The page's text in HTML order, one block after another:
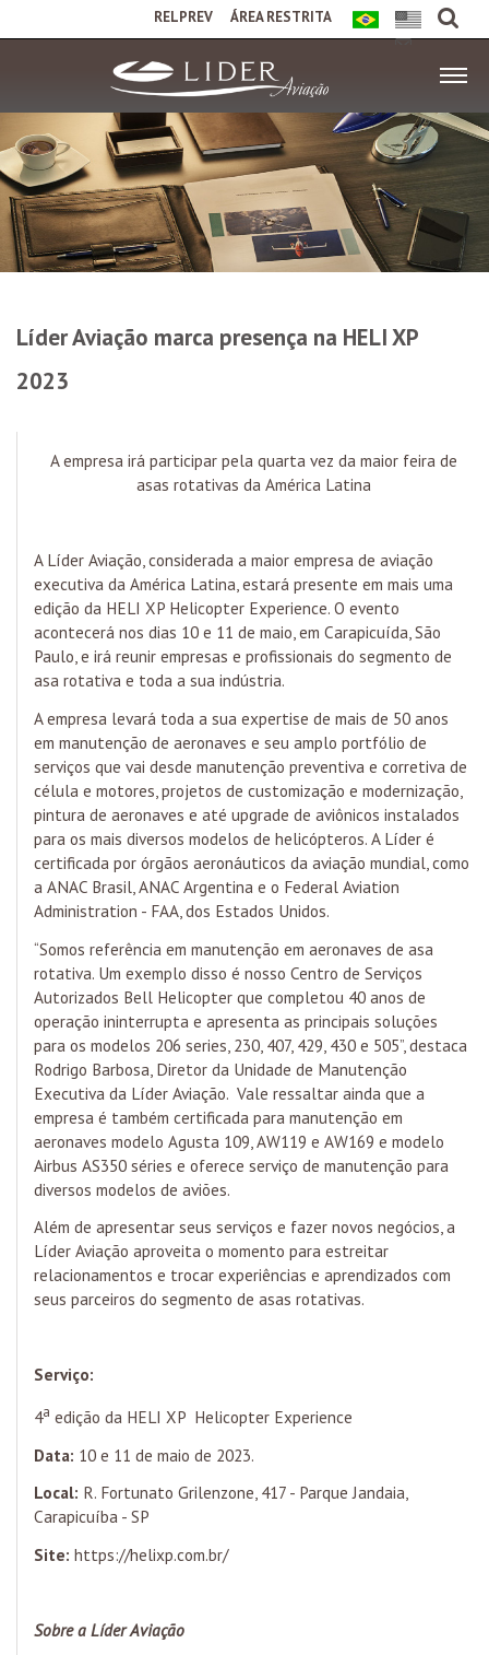
RELPREV ÁREA RESTRITA
Líder Aviação marca presença na HELI XP
2023
A empresa irá participar pela quarta vez da maior feira de
asas rotativas da América Latina
A Líder Aviação, considerada a maior empresa de aviação
executiva da América Latina, estará presente em mais uma
edição da HELI XP Helicopter Experience. O evento
acontecerá nos dias 10 e 11 de maio, em Carapicuída, São
Paulo, e irá reunir empresas e profissionais do segmento de
asa rotativa e toda a sua indústria.
A empresa levará toda a sua expertise de mais de 50 anos
em manutenção de aeronaves e seu amplo portfólio de
serviços que vai desde manutenção preventiva e corretiva de
célula e motores, projetos de customização e modernização,
pintura de aeronaves e até upgrade de aviônicos instalados
para os mais diversos modelos de helicópteros. A Líder é
certificada por órgãos aeronáuticos da aviação mundial, como
a ANAC Brasil, ANAC Argentina e o Federal Aviation
Administration - FAA, dos Estados Unidos.
“Somos referência em manutenção em aeronaves de asa
rotativa. Um exemplo disso é nosso Centro de Serviços
Autorizados Bell Helicopter que completou 40 anos de
operação ininterrupta e apresenta as principais soluções
para os modelos 206 series, 230, 407, 429, 430 e 505”, destaca
Rodrigo Barbosa, Diretor da Unidade de Manutenção
Executiva da Líder Aviação. Vale ressaltar ainda que a
empresa é também certificada para manutenção em
aeronaves modelo Agusta 109, AW119 e AW169 e modelo
Airbus AS350 séries e oferece serviço de manutenção para
diversos modelos de aviões.
Além de apresentar seus serviços e fazer novos negócios, a
Líder Aviação aproveita o momento para estreitar
relacionamentos e trocar experiências e aprendizados com
seus parceiros do segmento de asas rotativas.
Serviço:
4a edição da HELI XP Helicopter Experience
Data: 10 e 11 de maio de 2023.
Local: R. Fortunato Grilenzone, 417 - Parque Jandaia,
Carapicuíba - SP
Site: https://helixp.com.br/
Sobre a Líder Aviação